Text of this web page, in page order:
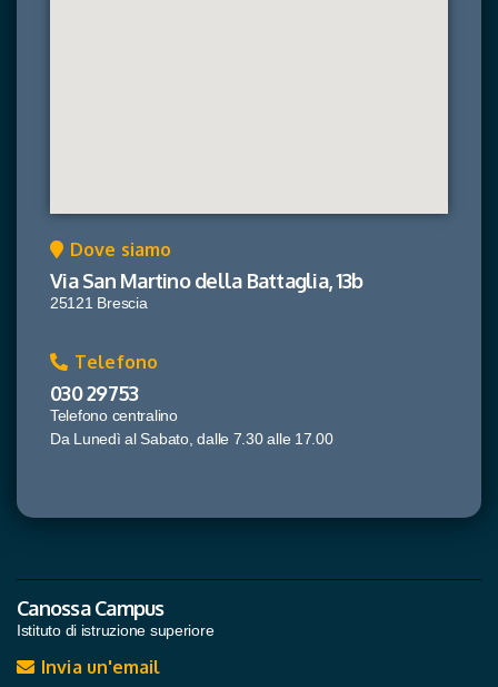
Dove siamo
Via San Martino della Battaglia, 13b
25121 Brescia
Telefono
030 29753
Telefono centralino
Da Lunedì al Sabato, dalle 7.30 alle 17.00
Canossa Campus
Istituto di istruzione superiore
Invia un'email